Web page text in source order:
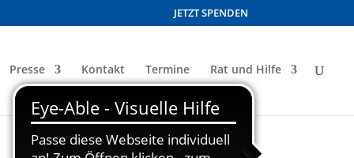
JETZT SPENDEN
Presse Kontakt Termine Rat und Hilfe